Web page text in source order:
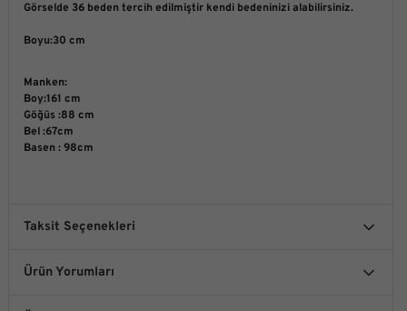
Görselde 36 beden tercih edilmiştir kendi bedeninizi alabilirsiniz.
Boyu:30 cm
Manken:
Boy:161 cm
Göğüs :88 cm
Bel :67cm
Basen : 98cm
Taksit Seçenekleri
Ürün Yorumları